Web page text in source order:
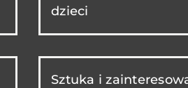
dzieci
Sztuka i